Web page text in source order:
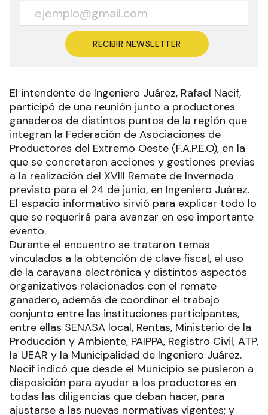
RECIBIR NEWSLETTER
El intendente de Ingeniero Juárez, Rafael Nacif,
participó de una reunión junto a productores
ganaderos de distintos puntos de la región que
integran la Federación de Asociaciones de
Productores del Extremo Oeste (F.A.P.E.O), en la
que se concretaron acciones y gestiones previas
a la realización del XVIII Remate de Invernada
previsto para el 24 de junio, en Ingeniero Juárez.
El espacio informativo sirvió para explicar todo lo
que se requerirá para avanzar en ese importante
evento.
Durante el encuentro se trataron temas
vinculados a la obtención de clave fiscal, el uso
de la caravana electrónica y distintos aspectos
organizativos relacionados con el remate
ganadero, además de coordinar el trabajo
conjunto entre las instituciones participantes,
entre ellas SENASA local, Rentas, Ministerio de la
Producción y Ambiente, PAIPPA, Registro Civil, ATP,
la UEAR y la Municipalidad de Ingeniero Juárez.
Nacif indicó que desde el Municipio se pusieron a
disposición para ayudar a los productores en
todas las diligencias que deban hacer, para
ajustarse a las nuevas normativas vigentes; y